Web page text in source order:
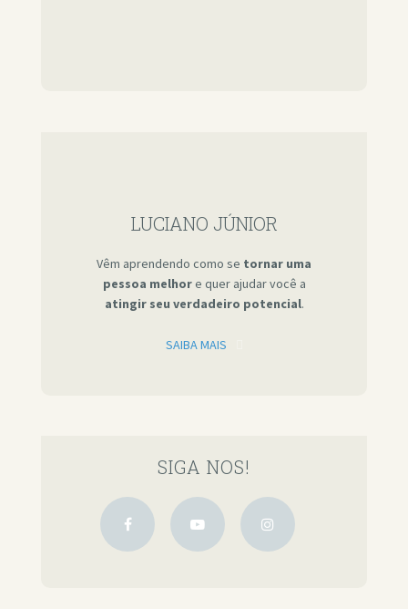
LUCIANO JÚNIOR
Vêm aprendendo como se tornar uma
pessoa melhore quer ajudar você a
atingir seu verdadeiro potencial.
SAIBA MAIS
SIGA NOS!